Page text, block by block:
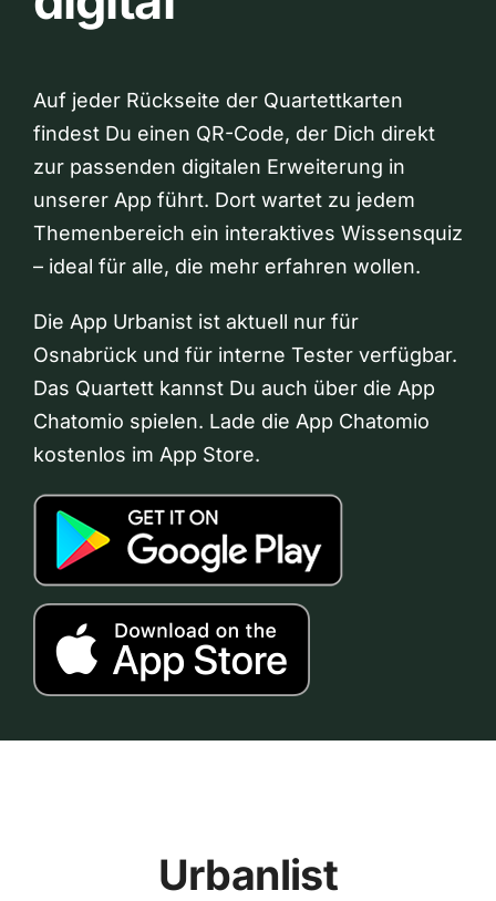
Auf jeder Rückseite der Quartettkarten
findest Du einen QR-Code, der Dich direkt
zur passenden digitalen Erweiterung in
unserer App führt. Dort wartet zu jedem
Themenbereich ein interaktives Wissensquiz
– ideal für alle, die mehr erfahren wollen.
Die App Urbanist ist aktuell nur für
Osnabrück und für interne Tester verfügbar.
Das Quartett kannst Du auch über die App
Chatomio spielen. Lade die App Chatomio
kostenlos im App Store.
Urbanlist